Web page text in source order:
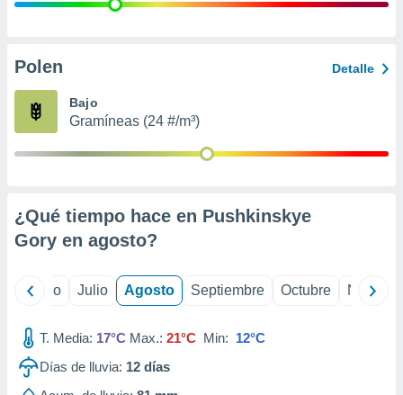
publicidad
de
Polen Detalle
Bajo
Gramíneas (24 #/m³)
¿Qué tiempo hace en Pushkinskye
Gory en agosto?
Junio Julio Agosto Septiembre Octubre
T. Media: 17°C Max.: 21°C Min: 12°C
Días de lluvia: 12 días